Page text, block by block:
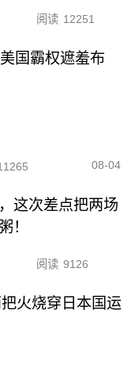
阅读 12251
国霸权遮羞布
08-04
这次差点把两场
！
阅读 9126
火烧穿日本国运